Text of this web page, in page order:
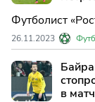
Футболист
16-го тура
рассказал о
пенальти?
и
26.11.2023
в